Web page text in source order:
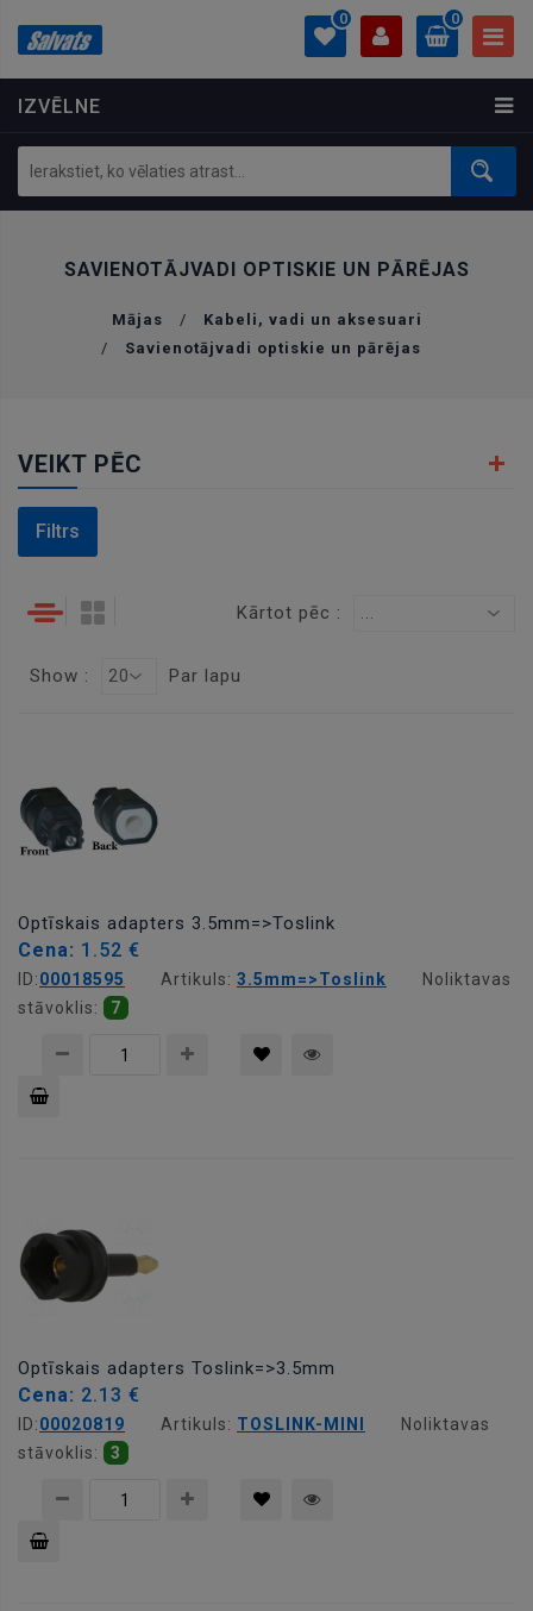
IZVĒLNE
0
PROFILS
Ielogoties
Izveidot kontu
0
0.00 €
SAVIENOTĀJVADI OPTISKIE UN PĀRĒJAS
Mājas /
Kabeli, vadi un aksesuari
/
Savienotājvadi optiskie un pārējas
VEIKT PĒC
Filtrs
Kārtot pēc : ...
Show : 20 Par lapu
Optīskais adapters 3.5mm=>Toslink
Cena: 1.52 €
ID:00018595 Artikuls: 3.5mm=>Toslink
Noliktavas
stāvoklis:
7
Optīskais adapters Toslink=>3.5mm
Cena: 2.13 €
ID:00020819 Artikuls: TOSLINK-MINI
Noliktavas
stāvoklis:
3